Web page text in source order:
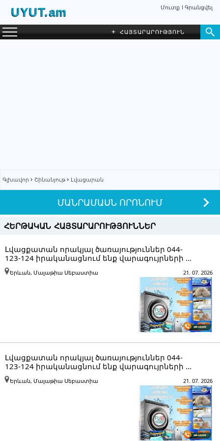
UYUT.am Մուտք Գրանցվել
+ ՀԱՅՏԱՐԱՐՈՒԹՅՈՒՆ
Գլխավոր Շինանյութ Լվացարան
ՄԱՆՐԱՄԱՍՆ ՈՐՈՆՈՒՄ
ՀԵՐԹԱԿԱՆ ՀԱՅՏԱՐԱՐՈՒԹՅՈՒՆՆԵՐ
Լվացքատան որակյալ ծառայություններ 044-
123-124 իրականացնում ենք վարագույրների ...
21. 07. 2026
Երևան, Մալաթիա Սեբաստիա
Լվացքատան որակյալ ծառայություններ 044-
123-124 իրականացնում ենք վարագույրների ...
21. 07. 2026
Երևան, Մալաթիա Սեբաստիա